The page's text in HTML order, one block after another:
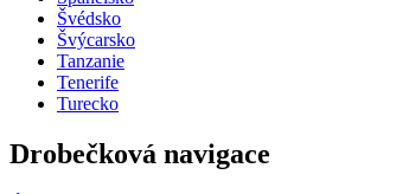
Švédsko
Švýcarsko
Tanzanie
Tenerife
Turecko
Drobečková navigace